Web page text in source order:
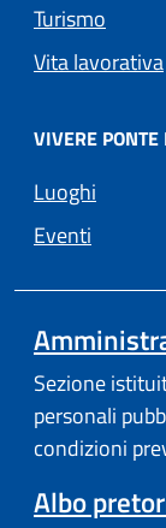
Turismo
Vita lavorativa
VIVERE PONTE
Luoghi
Eventi
Sezione
personali
condizioni
Albo